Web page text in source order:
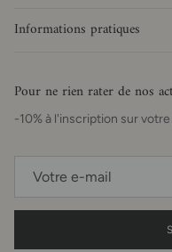
Informations pratiques
Pour ne rien rater de nos
-10% à l'inscription sur